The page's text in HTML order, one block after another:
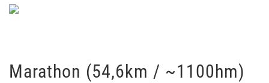
Marathon (54,6km / ~1100hm)